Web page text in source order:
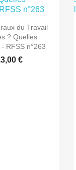
rapidedu Travail
? Quelles
RFSS n°263
€